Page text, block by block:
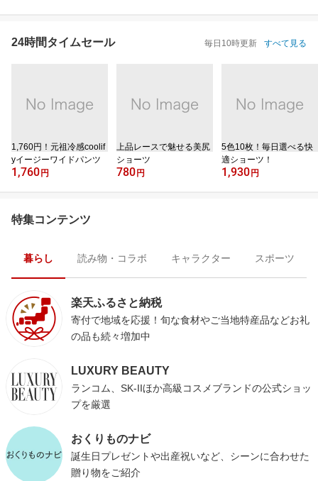
24時間タイムセール 毎日10時更新 すべて見る
1,760円！元祖冷感coolif
yイージーワイドパンツ
1,760 円
上品レースで魅せる美尻
ショーツ
780 円
5色10枚！毎日選べる快
適ショーツ！
1,930 円
特集コンテンツ
暮らし 読み物・コラボ キャラクター スポーツ
楽天ふるさと納税
寄付で地域を応援！旬な食材やご当地特産品などお礼
の品も続々増加中
LUXURY BEAUTY
ランコム、SK-IIほか高級コスメブランドの公式ショッ
プを厳選
おくりものナビ
誕生日プレゼントや出産祝いなど、シーンに合わせた
贈り物をご紹介